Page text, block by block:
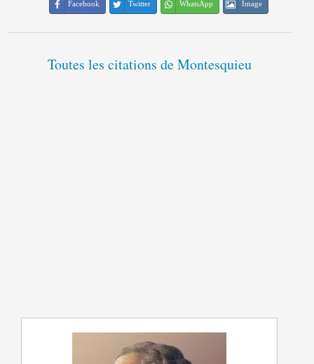
Facebook Twitter WhatsApp Image
Toutes les citations de Montesquieu